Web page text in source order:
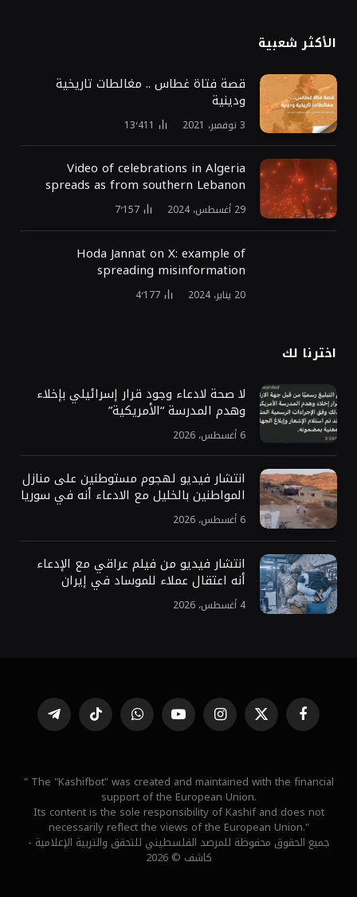
الأكثر شعبية
قصة فتاة غطاس .. مغالطات تاريخية
ودينية
3 نوفمبر، 2021 13٬411
Video of celebrations in Algeria
spreads as from southern Lebanon
29 أغسطس، 2024 7٬157
Hoda Jannat on X: example of
spreading misinformation
20 يناير، 2024 4٬177
اخترنا لك
لا صحة لادعاء وجود قرار إسرائيلي بإخلاء
وهدم المدرسة “الأمريكية”
6 أغسطس، 2026
انتشار فيديو لهجوم مستوطنين على منازل
المواطنين بالخليل مع الادعاء أنه في سوريا
6 أغسطس، 2026
انتشار فيديو من فيلم عراقي مع الإدعاء
أنه اعتقال عملاء للموساد في إيران
4 أغسطس، 2026
فيسبوك X
(Twitter)
الانستغراميوتيوب واتساب تيكتوك تيلقرام
" The "Kashifbot" was created and maintained with the financial
support of the European Union.
Its content is the sole responsibility of Kashif and does not
necessarily reflect the views of the European Union."
جميع الحقوق محفوظة للمرصد الفلسطيني للتحقق والتربية الإعلامية -
كاشف © 2026